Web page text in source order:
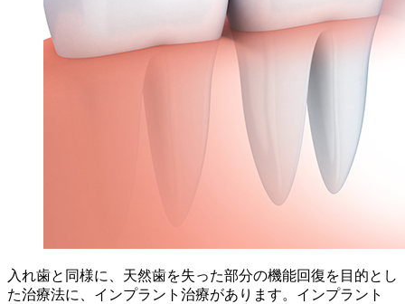
入れ歯と同様に、天然歯を失った部分の機能回復を目的とし
た治療法に、インプラント治療があります。インプラント